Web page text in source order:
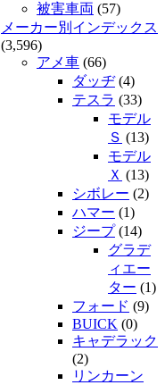
被害車両 (57)
メーカー別インデックス
(3,596)
アメ車 (66)
ダッヂ(4)
テスラ (33)
モデル
Ｓ (13)
モデル
Ｘ (13)
シボレー (2)
ハマー (1)
ジープ(14)
グラデ
ィエー
ター (1)
フォード (9)
BUICK (0)
キャデラック
(2)
リンカーン